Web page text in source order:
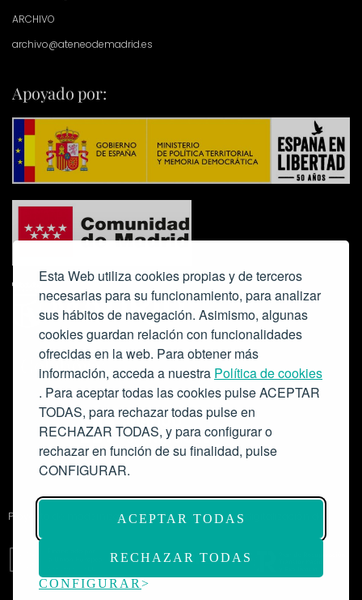
Esta Web utiliza cookies propias y de terceros
necesarias para su funcionamiento, para analizar
sus hábitos de navegación. Asimismo, algunas
cookies guardan relación con funcionalidades
ofrecidas en la web. Para obtener más
información, acceda a nuestra Política de cookies
. Para aceptar todas las cookies pulse ACEPTAR
TODAS, para rechazar todas pulse en
RECHAZAR TODAS, y para configurar o
rechazar en función de su finalidad, pulse
CONFIGURAR.
ACEPTAR TODAS
RECHAZAR TODAS
CONFIGURAR
ARCHIVO
archivo@ateneodemadrid.es
Apoyado por:
Colabora:
Proyecto de modernización de infraestructuras y digitalización del
Salón de Actos del Ateneo de Madrid como espacio escénico-musical.
Subvención: 175.000€